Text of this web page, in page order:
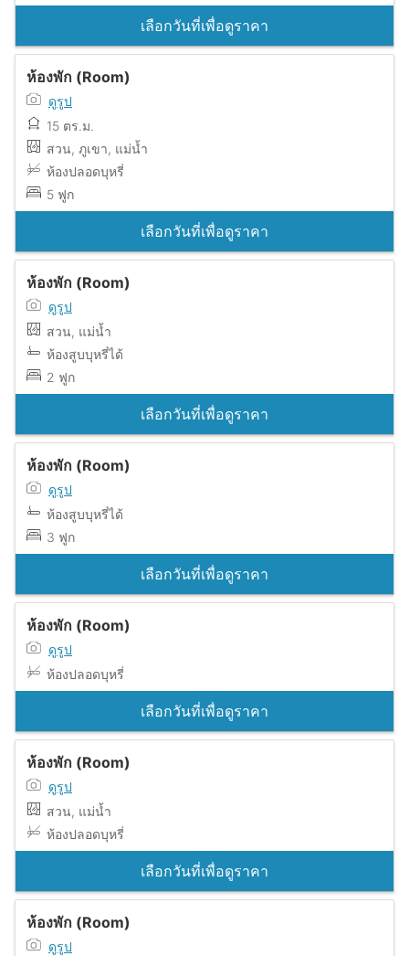
เลือกวันที่เพื่อดูราคา
ห้องพัก (Room)
ดูรูป
15 ตร.ม.
สวน, ภูเขา, แม่น้ำ
ห้องปลอดบุหรี่
5 ฟูก
เลือกวันที่เพื่อดูราคา
ห้องพัก (Room)
ดูรูป
สวน, แม่น้ำ
ห้องสูบบุหรี่ได้
2 ฟูก
เลือกวันที่เพื่อดูราคา
ห้องพัก (Room)
ดูรูป
ห้องสูบบุหรี่ได้
3 ฟูก
เลือกวันที่เพื่อดูราคา
ห้องพัก (Room)
ดูรูป
ห้องปลอดบุหรี่
เลือกวันที่เพื่อดูราคา
ห้องพัก (Room)
ดูรูป
สวน, แม่น้ำ
ห้องปลอดบุหรี่
เลือกวันที่เพื่อดูราคา
ห้องพัก (Room)
ดูรูป